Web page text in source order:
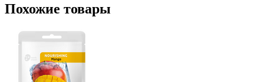
Похожие товары